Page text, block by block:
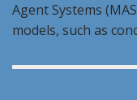
Agent Systems
models, such as